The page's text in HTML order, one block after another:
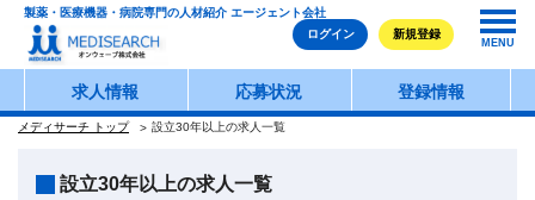
製薬・医療機器・病院専門の人材紹介 エージェント会社
ログイン
新規登録
MENU
求人情報 応募状況 登録情報
メディサーチ トップ 設立30年以上の求人一覧
設立30年以上の求人一覧